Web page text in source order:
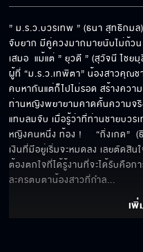
” ม.ร.ว.บวรเทพ ” (ธนา สุทธิกม
จับยาก มีคู่ควงมากมายนับไม่ถ้วน
เสมอ  แม้แต่ ” ยุวดี ” (สุวัจนี ไชย
ผู้ที่ “ม.ร.ว.เทพิตา” น้องสาวคุณช
คบหากันแต่ก็ไปไม่รอด สร้างควา
ท่านหญิงพยายามคาดคั้นความจริ
แทบลมจับ เมื่อรู้ว่าที่ท่านชายบวร
หญิงคนหนึ่ง ท้อง !     “กิ่งเกด”
เงินที่มีอยู่เริ่มจะหมดลง เลยตัดสิน
ต้องตกใจที่ได้รู้งานที่จะได้รับคือก
ละครตบตาน้องสาวที่กำล...
เพิ่